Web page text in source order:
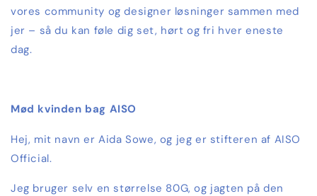
vores community og designer løsninger sammen med
jer – så du kan føle dig set, hørt og fri hver eneste
dag.
Mød kvinden bag AISO
Hej, mit navn er Aida Sowe, og jeg er stifteren af AISO
Official.
Jeg bruger selv en størrelse 80G, og jagten på den